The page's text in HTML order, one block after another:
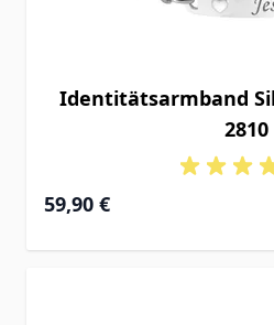
Identitätsarmband
2810
59,90 €